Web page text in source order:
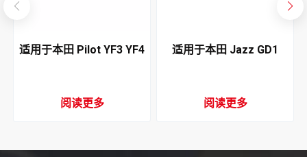
适用于本田 Pilot YF3 YF4
阅读更多
适用于本田 Jazz GD1
阅读更多